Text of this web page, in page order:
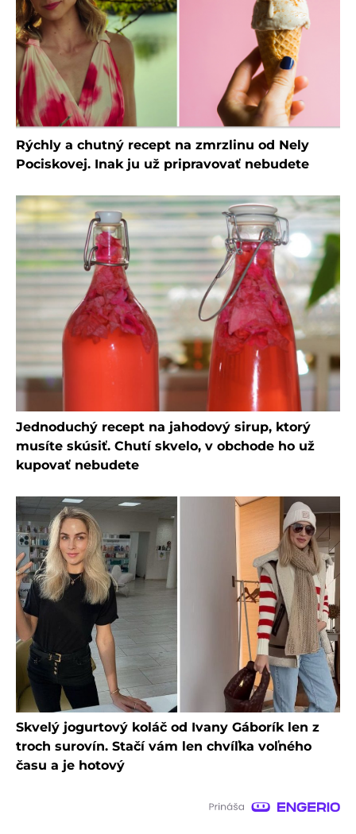
Rýchly a chutný recept na zmrzlinu od Nely
Pociskovej. Inak ju už pripravovať nebudete
Jednoduchý recept na jahodový sirup, ktorý
musíte skúsiť. Chutí skvelo, v obchode ho už
kupovať nebudete
Skvelý jogurtový koláč od Ivany Gáborík len z
troch surovín. Stačí vám len chvíľka voľného
času a je hotový